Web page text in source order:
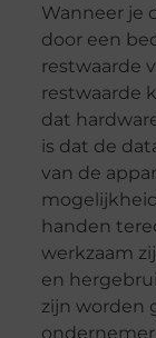
Wanneer je
door een
restwaarde
restwaarde
dat
is dat de
van de
handen
werkzaam
en
zijn worden
ondernemer